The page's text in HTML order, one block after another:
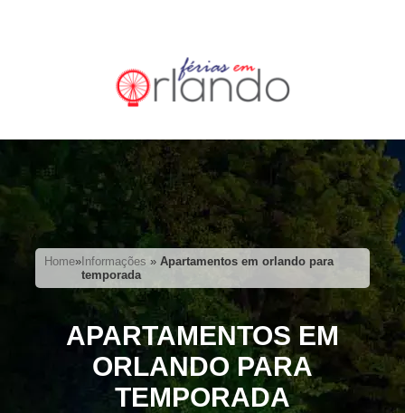
Home» Informações »Apartamentos em orlando para
temporada
APARTAMENTOS EM
ORLANDO PARA
TEMPORADA